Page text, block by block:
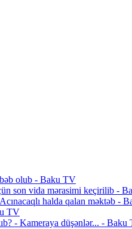
olub - Baku TV
son vida mərasimi keçirilib -
halda qalan məktəb -
TV
- Kameraya düşənlər... - Baku